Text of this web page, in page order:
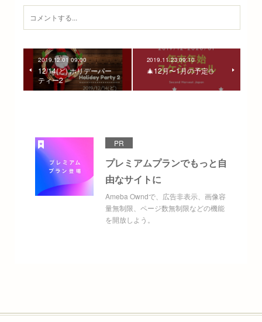
2019.12.01 09:00
12/14(ど) ホリデーパー
ティー2
2019.11.23 09:10
🎄12月〜1月の予定⛄️
PR
プレミアムプランでもっと自
由なサイトに
Ameba Owndで、広告非表示、画像容
量無制限、ページ数無制限などの機能
を開放しよう。